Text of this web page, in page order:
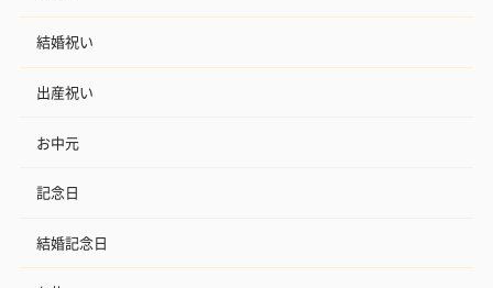
結婚祝い
出産祝い
お中元
記念日
結婚記念日